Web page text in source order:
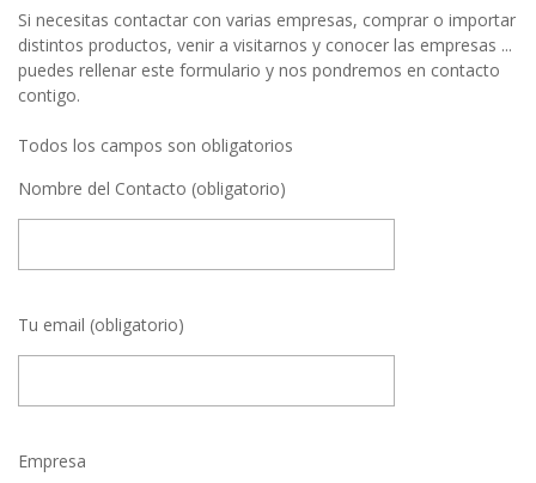
Si necesitas contactar con varias empresas, comprar o importar
distintos productos, venir a visitarnos y conocer las empresas ...
puedes rellenar este formulario y nos pondremos en contacto
contigo.
Todos los campos son obligatorios
Nombre del Contacto (obligatorio)
Tu email (obligatorio)
Empresa